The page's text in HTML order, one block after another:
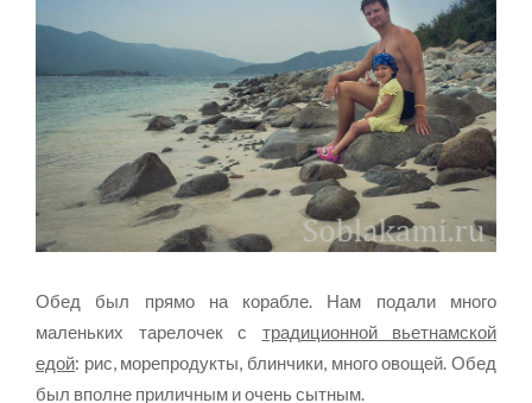
Обед был прямо на корабле. Нам подали много
маленьких тарелочек с традиционной вьетнамской
едой: рис, морепродукты, блинчики, много овощей. Обед
был вполне приличным и очень сытным.